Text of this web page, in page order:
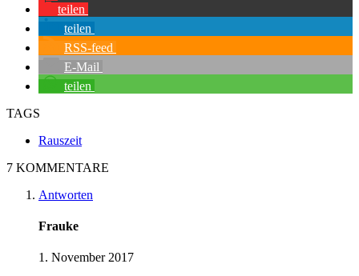
teilen
teilen
RSS-feed
E-Mail
teilen
TAGS
Rauszeit
7 KOMMENTARE
Antworten
Frauke
1. November 2017